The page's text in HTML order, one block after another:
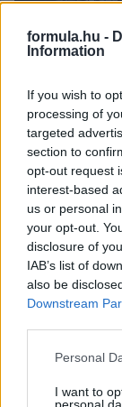
formula.hu -
Information
If you wish to
processing of
targeted
section to
opt-out request
interest-based
us or personal
your opt-out.
disclosure of
IAB’s list of
also be
Downstream
Please note
not limited to
Personal
I want to
personal
Gellérfi Gergő
Marko